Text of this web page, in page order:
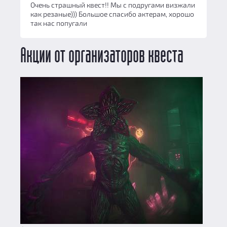
Очень страшный квест!! Мы с подругами визжали
как резаные))) Большое спасибо актерам, хорошо
так нас попугали
Акции от организаторов квеста